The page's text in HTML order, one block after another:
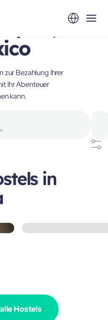
zur Bezahlung Ihrer
Ihr Abenteuer
kann.
in
Hostels